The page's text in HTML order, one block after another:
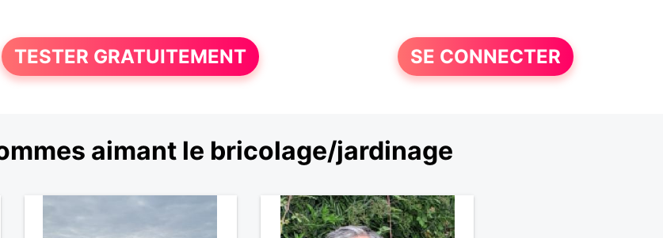
TESTER GRATUITEMENT SE CONNECTER
aimant le bricolage/jardinage